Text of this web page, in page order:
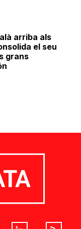
arriba als
el seu
grans